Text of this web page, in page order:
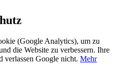
(Google Analytics), um zu
die Website zu verbessern. Ihre
verlassen Google nicht. Mehr